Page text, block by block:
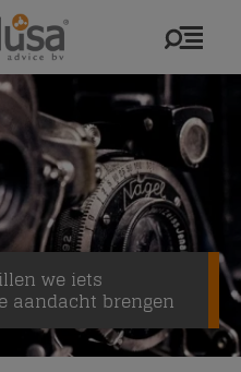
we iets
aandacht brengen